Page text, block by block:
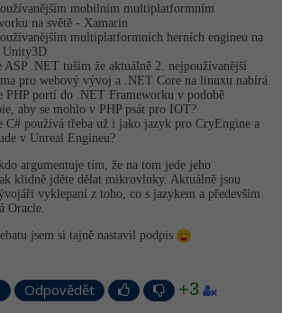
mobilním multiplatformním
na světě - Xamarin
multiplatformních herních engineu na
Unity3D
ASP .NET tuším že aktuálně 2. nejpoužívanější
pro webový vývoj a .NET Core na linuxu nabírá
PHP portí do .NET Frameworku v podobě
aby se mohlo v PHP psát pro IOT?
C# používá třeba už i jako jazyk pro CryEngine a
v Unreal Engineu?
argumentuje tím, že na tom jede jeho
klidně jděte dělat mikrovlnky. Aktuálně jsou
vyklepaní z toho, co s jazykem a především
Oracle.
jsem si tajně nastavil podpis
Odpovědět +3